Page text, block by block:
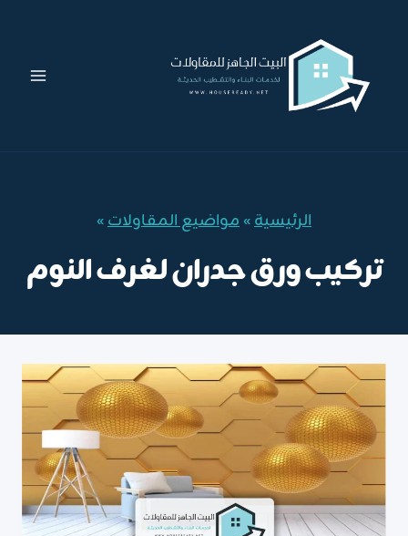
المحتوى
الرئيسية»مواضيع المقاولات»
تركيب ورق جدران لغرف النوم